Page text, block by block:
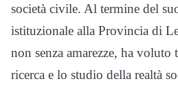
società civile. Al termine del
istituzionale alla Provincia di
non senza amarezze, ha voluto
ricerca e lo studio della realtà